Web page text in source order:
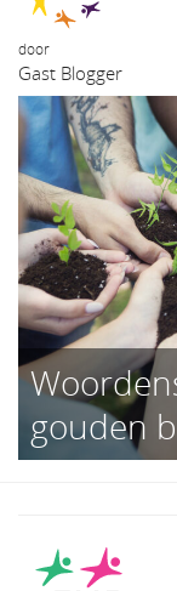
door
Gast Blogger
gouden